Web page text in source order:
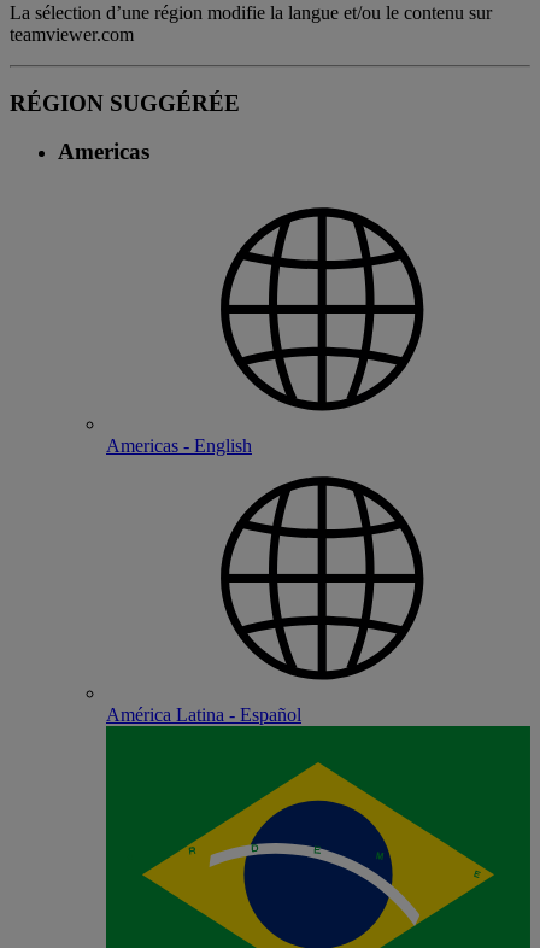
La sélection d’une région modifie la langue et/ou le contenu sur
teamviewer.com
RÉGION SUGGÉRÉE
Americas
Americas - English
América Latina - Español